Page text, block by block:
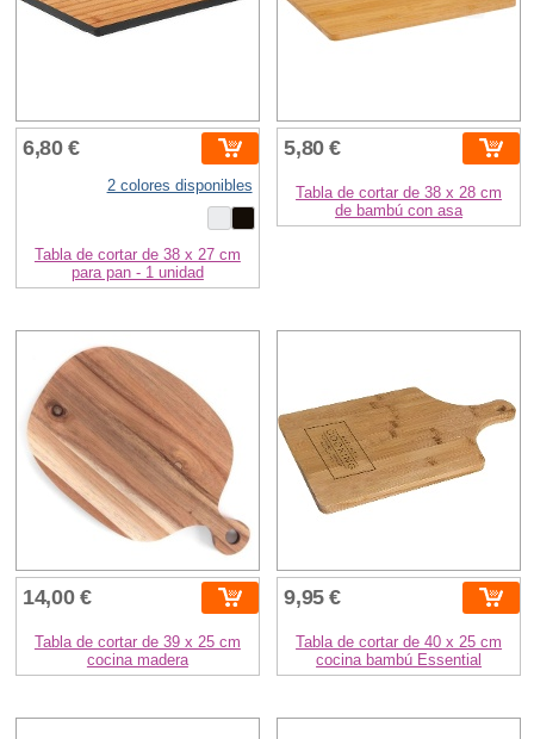
6,80 €
2 colores disponibles
Tabla de cortar de 38 x 27 cm
para pan - 1 unidad
5,80 €
Tabla de cortar de 38 x 28 cm
de bambú con asa
14,00 €
Tabla de cortar de 39 x 25 cm
cocina madera
9,95 €
Tabla de cortar de 40 x 25 cm
cocina bambú Essential